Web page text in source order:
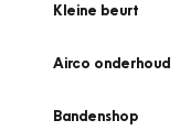
Kleine beurt
Airco onderhoud
Bandenshop